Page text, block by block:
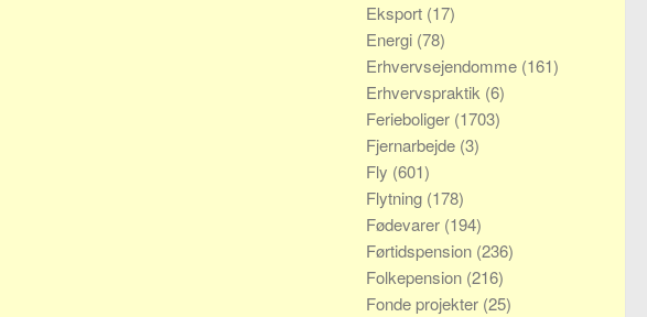
Eksport (17)
Energi (78)
Erhvervsejendomme (161)
Erhvervspraktik (6)
Ferieboliger (1703)
Fjernarbejde (3)
Fly (601)
Flytning (178)
Fødevarer (194)
Førtidspension (236)
Folkepension (216)
Fonde projekter (25)